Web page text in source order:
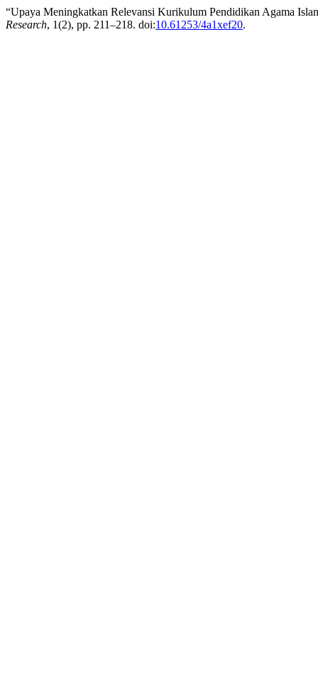
“Upaya Meningkatkan Relevansi Kurikulum Pendidikan Agama
Research, 1(2), pp. 211–218. doi:10.61253/4a1xef20.